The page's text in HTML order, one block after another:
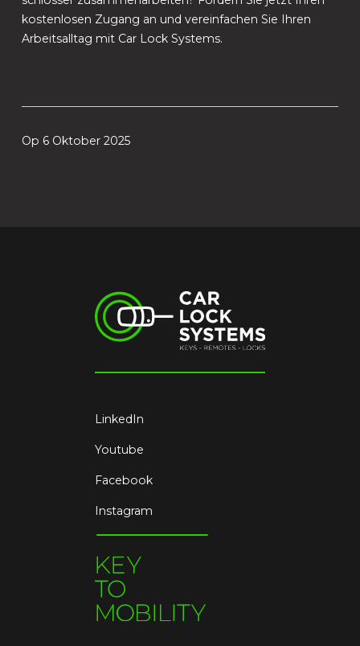
kostenlosen Zugang an und vereinfachen Sie Ihren
Arbeitsalltag mit Car Lock Systems.
Op 6 Oktober 2025
LinkedIn
Youtube
Facebook
Instagram